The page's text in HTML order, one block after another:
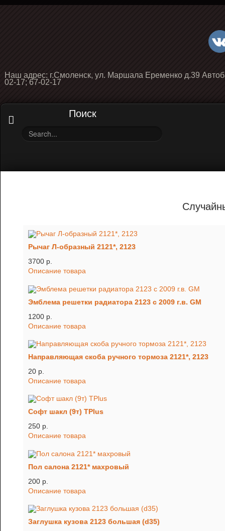
Наш адрес: г.Смоленск, ул. Маршала Еременко д.39
02-17; 67-02-17
Поиск
Рычаг Л-образный 2121*, 2123
3700 p.
Описание товара
Эмблема решетки радиатора 2123 с 2009 г.в. GM
1200 p.
Описание товара
Направляющая скоба ручного тормоза 2121*, 2123
20 p.
Описание товара
Софт шакл (9т) TРlus
250 p.
Описание товара
Пол салона 2121* махровый
200 p.
Описание товара
Заглушка кузова 2123 большая (d35)